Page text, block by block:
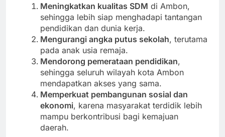
Meningkatkan kualitas SDM di Ambon,
sehingga lebih siap menghadapi tantangan
pendidikan dan dunia kerja.
Mengurangi angka putus sekolah, terutama
pada anak usia remaja.
Mendorong pemerataan pendidikan,
sehingga seluruh wilayah kota Ambon
mendapatkan akses yang sama.
Memperkuat pembangunan sosial dan
ekonomi, karena masyarakat terdidik lebih
mampu berkontribusi bagi kemajuan
daerah.